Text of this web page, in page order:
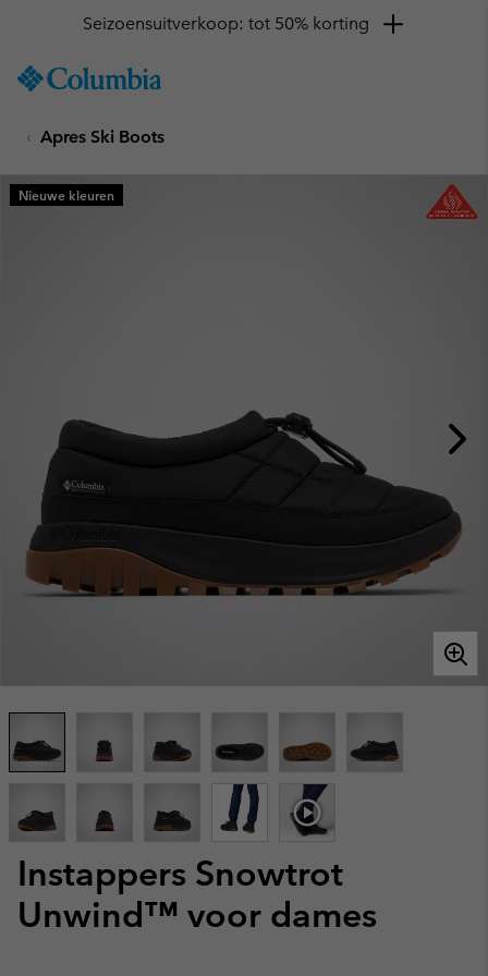
TO
SKIP
MAIN
NAV
Seizoensuitverkoop: tot 50% korting
Apres Ski Boots
Instappers Snowtrot
Unwind™ voor dames
Nieuwe kleuren